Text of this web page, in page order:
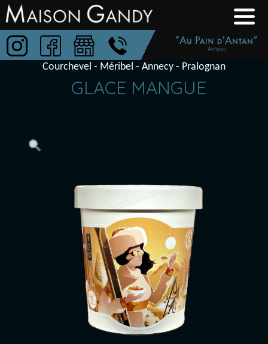
Aller
au
contenu
Boulangerie-
Patisserie
Maison
Courchevel - Méribel - Annecy - Pralognan
GLACE MANGUE